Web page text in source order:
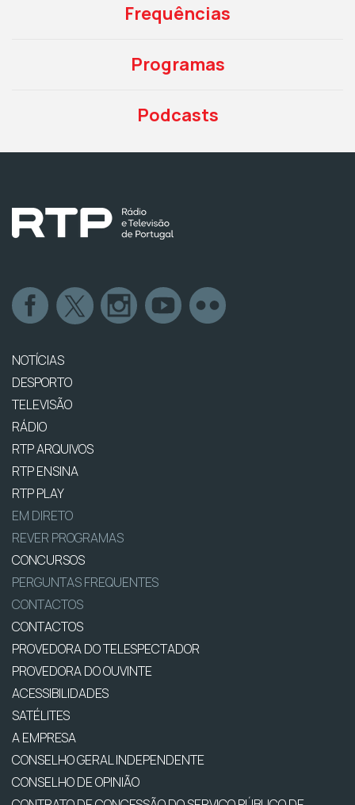
Frequências
Programas
Podcasts
NOTÍCIAS
DESPORTO
TELEVISÃO
RÁDIO
RTP ARQUIVOS
RTP ENSINA
RTP PLAY
EM DIRETO
REVER PROGRAMAS
CONCURSOS
PERGUNTAS FREQUENTES
CONTACTOS
CONTACTOS
PROVEDORA DO TELESPECTADOR
PROVEDORA DO OUVINTE
ACESSIBILIDADES
SATÉLITES
A EMPRESA
CONSELHO GERAL INDEPENDENTE
CONSELHO DE OPINIÃO